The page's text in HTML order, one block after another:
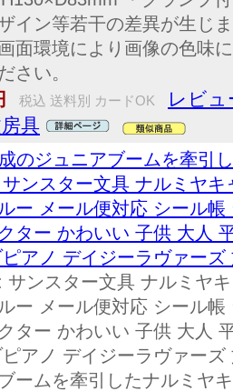
イン等若干の差異が生じ
面環境により画像の色味
さい。
税込 送料別 カードOK
レビュ
具
のジュニアブームを牽引
ンスター文具 ナルミヤ
ー メール便対応 シール
ター かわいい 子供 大人
ピアノ デイジーラヴァー
サンスター文具 ナルミヤ
ー メール便対応 シール
ター かわいい 子供 大人
ピアノ デイジーラヴァー
ームを牽引したナルミヤ